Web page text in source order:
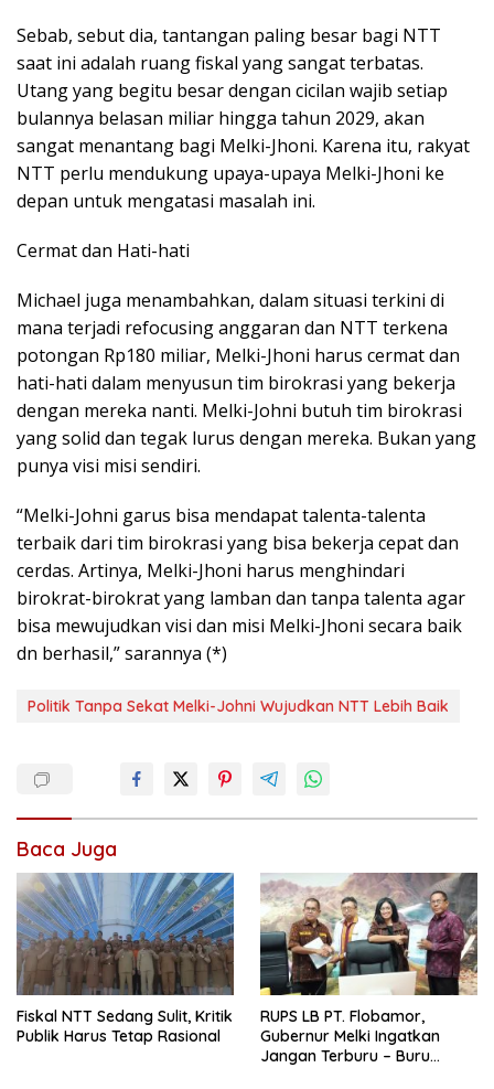
Sebab, sebut dia, tantangan paling besar bagi NTT
saat ini adalah ruang fiskal yang sangat terbatas.
Utang yang begitu besar dengan cicilan wajib setiap
bulannya belasan miliar hingga tahun 2029, akan
sangat menantang bagi Melki-Jhoni. Karena itu, rakyat
NTT perlu mendukung upaya-upaya Melki-Jhoni ke
depan untuk mengatasi masalah ini.
Cermat dan Hati-hati
Michael juga menambahkan, dalam situasi terkini di
mana terjadi refocusing anggaran dan NTT terkena
potongan Rp180 miliar, Melki-Jhoni harus cermat dan
hati-hati dalam menyusun tim birokrasi yang bekerja
dengan mereka nanti. Melki-Johni butuh tim birokrasi
yang solid dan tegak lurus dengan mereka. Bukan yang
punya visi misi sendiri.
“Melki-Johni garus bisa mendapat talenta-talenta
terbaik dari tim birokrasi yang bisa bekerja cepat dan
cerdas. Artinya, Melki-Jhoni harus menghindari
birokrat-birokrat yang lamban dan tanpa talenta agar
bisa mewujudkan visi dan misi Melki-Jhoni secara baik
dn berhasil,” sarannya (*)
Politik Tanpa Sekat Melki-Johni Wujudkan NTT Lebih Baik
Baca Juga
Fiskal NTT Sedang Sulit, Kritik
Publik Harus Tetap Rasional
RUPS LB PT. Flobamor,
Gubernur Melki Ingatkan
Jangan Terburu – Buru